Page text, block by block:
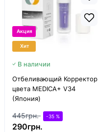
Акция
Хит
В наличии
Отбеливающий Корректор
цвета MEDICA+ V34
(Япония)
445грн. -35 %
290грн.